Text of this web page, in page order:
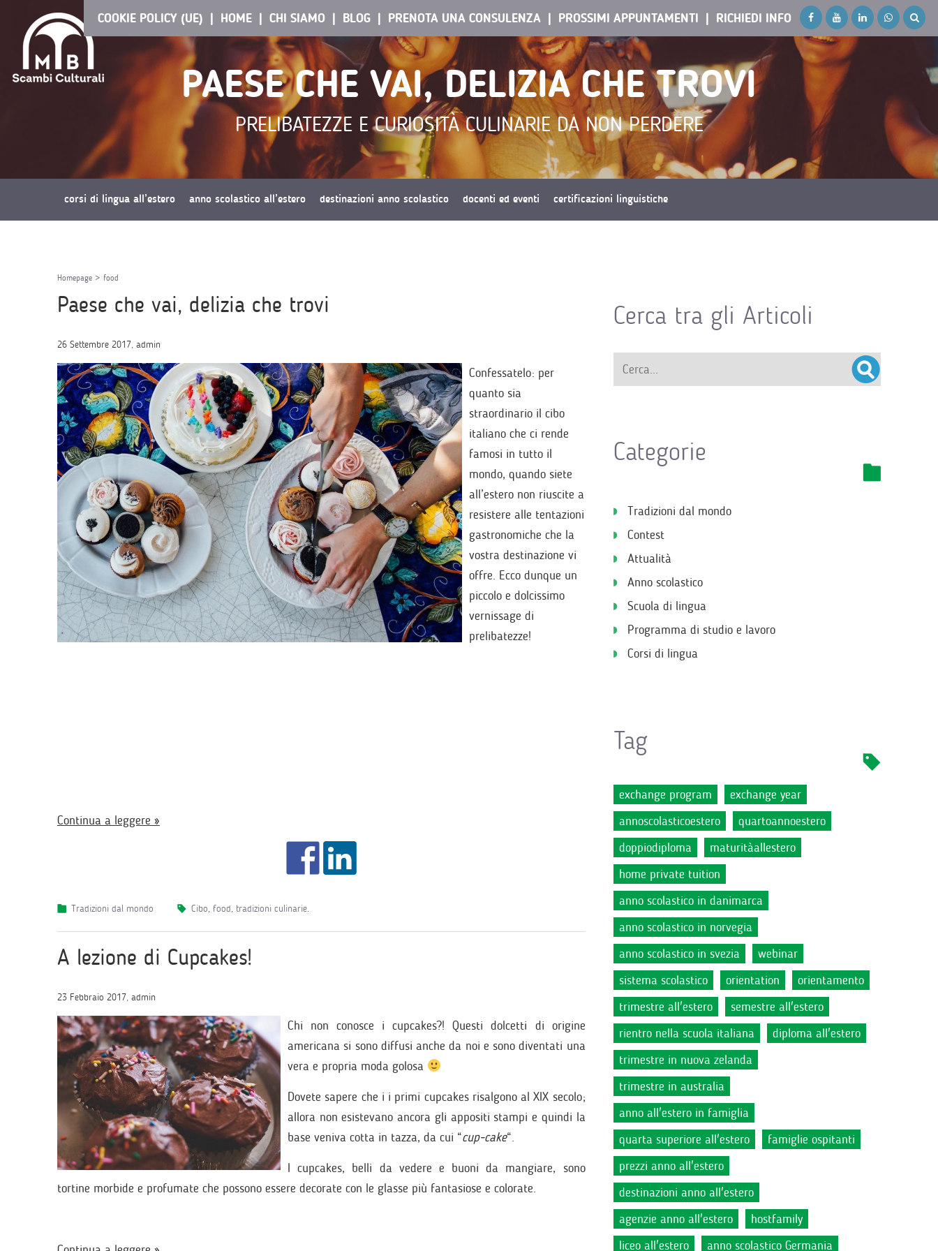
RICHIEDI INFO
PROSSIMI APPUNTAMENTI
PRENOTA UNA CONSULENZA
BLOG
CHI SIAMO
HOME
COOKIE POLICY (UE)
PAESE CHE VAI, DELIZIA CHE TROVI
PRELIBATEZZE E CURIOSITÀ CULINARIE DA NON PERDERE
corsi di lingua all’estero anno scolastico all’estero destinazioni anno scolastico docenti ed eventi certificazioni linguistiche
Homepage > food
Paese che vai, delizia che trovi
26 Settembre 2017, admin
Confessatelo: per
quanto sia
straordinario il cibo
italiano che ci rende
famosi in tutto il
mondo, quando siete
all’estero non riuscite a
resistere alle tentazioni
gastronomiche che la
vostra destinazione vi
offre. Ecco dunque un
piccolo e dolcissimo
vernissage di
prelibatezze!
Continua a leggere »
Tradizioni dal mondo cibo, food, tradizioni culinarie.
A lezione di Cupcakes!
23 Febbraio 2017, admin
Chi non conosce i cupcakes?! Questi dolcetti di origine
americana si sono diffusi anche da noi e sono diventati una
vera e propria moda golosa
Dovete sapere che i i primi cupcakes risalgono al XIX secolo;
allora non esistevano ancora gli appositi stampi e quindi la
base veniva cotta in tazza, da cui “cup-cake“.
I cupcakes, belli da vedere e buoni da mangiare, sono
tortine morbide e profumate che possono essere decorate con le glasse più fantasiose e colorate.
Cerca tra gli Articoli
Categorie
Tradizioni dal mondo
Contest
Attualità
Anno scolastico
Scuola di lingua
Programma di studio e lavoro
Corsi di lingua
Tag
exchange program
exchange year
annoscolasticoestero
quartoannoestero
doppiodiploma
maturitàallestero
home private tuition
anno scolastico in danimarca
anno scolastico in norvegia
anno scolastico in svezia
webinar
sistema scolastico
orientation
orientamento
trimestre all'estero
semestre all'estero
rientro nella scuola italiana
diploma all'estero
trimestre in nuova zelanda
trimestre in australia
anno all'estero in famiglia
quarta superiore all'estero
famiglie ospitanti
prezzi anno all'estero
destinazioni anno all'estero
agenzie anno all'estero
hostfamily
liceo all'estero
anno scolastico Germania